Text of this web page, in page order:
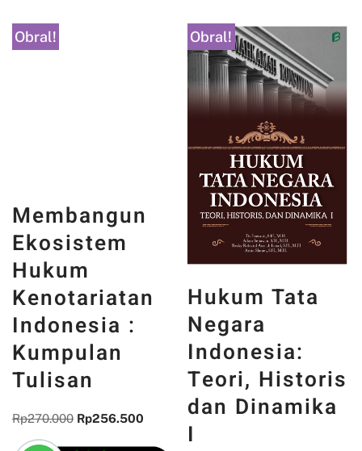
Obral!
Membangun
Ekosistem
Hukum
Kenotariatan
Indonesia :
Kumpulan
Tulisan
Rp270.000 Rp256.500
Obral!
Hukum Tata
Negara
Indonesia:
Teori, Historis
dan Dinamika
I